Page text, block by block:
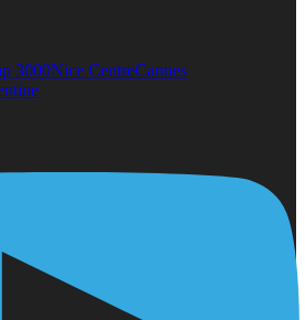
3000Nice CentreCannes